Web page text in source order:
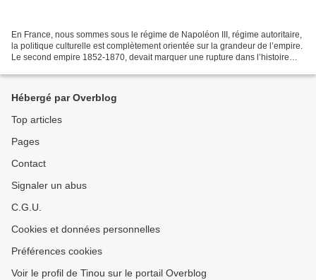
En France, nous sommes sous le régime de Napoléon III, régime autoritaire,
la politique culturelle est complètement orientée sur la grandeur de l’empire.
Le second empire 1852-1870, devait marquer une rupture dans l’histoire
Hébergé par Overblog
Top articles
Pages
Contact
Signaler un abus
C.G.U.
Cookies et données personnelles
Préférences cookies
Voir le profil de Tinou sur le portail Overblog